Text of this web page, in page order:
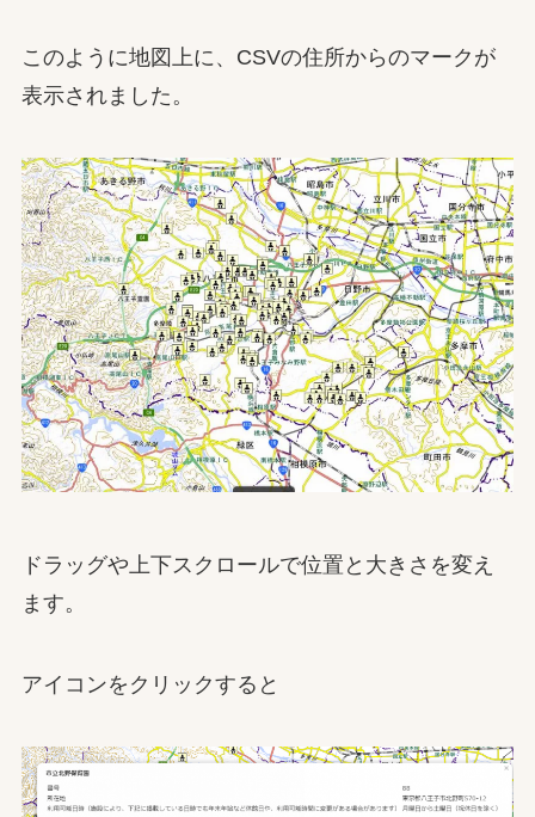
このように地図上に、CSVの住所からのマークが
表示されました。
ドラッグや上下スクロールで位置と大きさを変え
ます。
アイコンをクリックすると